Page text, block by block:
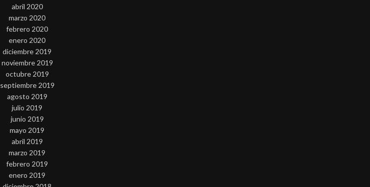
abril 2020
marzo 2020
febrero 2020
enero 2020
diciembre 2019
noviembre 2019
octubre 2019
septiembre 2019
agosto 2019
julio 2019
junio 2019
mayo 2019
abril 2019
marzo 2019
febrero 2019
enero 2019